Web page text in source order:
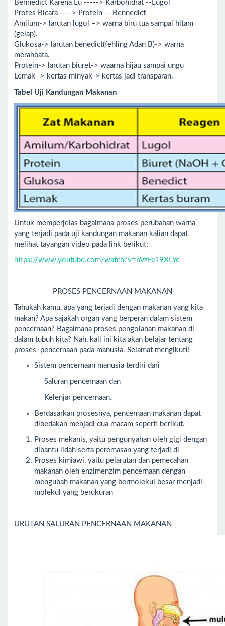
Bennedict Karena Lu -----> Karbohidrat --Lugol
Protes Bicara ----> Protein -- Bennedict
Amilum-> larutan lugol –> warna biru tua sampai hitam
(gelap).
Glukosa-> larutan benedict(fehling Adan B)-> warna
merahbata.
Protein-> larutan biuret-> waarna hijau sampai ungu
Lemak -> kertas minyak-> kertas jadi transparan.
Tabel Uji Kandungan Makanan
Untuk memperjelas bagaimana proses perubahan warna
yang terjadi pada uji kandungan makanan kalian dapat
melihat tayangan video pada link berikut:
https://www.youtube.com/watch?v=bVzFa19XLYc
PROSES PENCERNAAN MAKANAN
Tahukah kamu, apa yang terjadi dengan makanan yang kita
makan? Apa sajakah organ yang berperan dalam sistem
pencernaan? Bagaimana proses pengolahan makanan di
dalam tubuh kita? Nah, kali ini kita akan belajar tentang
proses pencernaan pada manusia. Selamat mengikuti!
Sistem pencernaan manusia terdiri dari
Saluran pencernaan dan
Kelenjar pencernaan.
Berdasarkan prosesnya, pencernaan makanan dapat
dibedakan menjadi dua macam seperti berikut.
Proses mekanis, yaitu pengunyahan oleh gigi dengan
dibantu lidah serta peremasan yang terjadi di
Proses kimiawi, yaitu pelarutan dan pemecahan
makanan oleh enzimenzim pencernaan dengan
mengubah makanan yang bermolekul besar menjadi
molekul yang berukuran
URUTAN SALURAN PENCERNAAN MAKANAN